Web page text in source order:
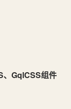
GqlCSS组件